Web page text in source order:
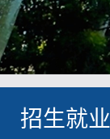
招生就业